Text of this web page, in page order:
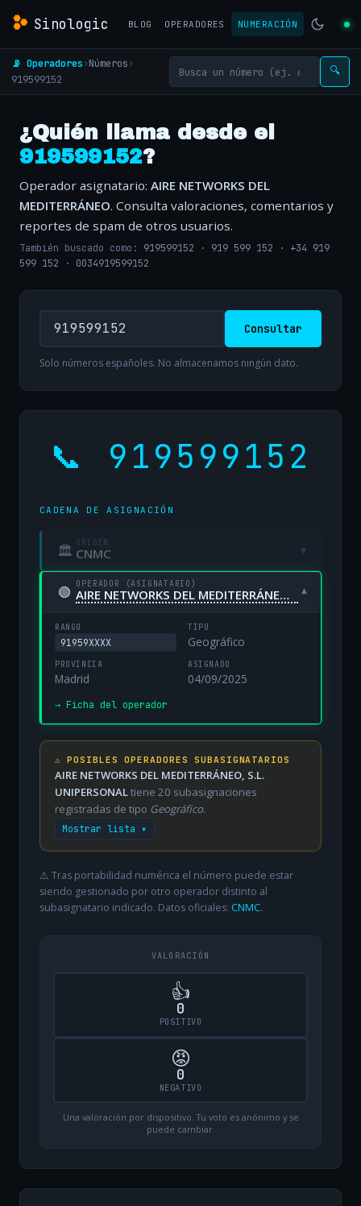
Sinologic BLOG OPERADORES NUMERACIÓN
📡 Operadores›Números›
919599152
🔍
¿Quién llama desde el
919599152?
Operador asignatario: AIRE NETWORKS DEL
MEDITERRÁNEO. Consulta valoraciones, comentarios y
reportes de spam de otros usuarios.
También buscado como: 919599152 · 919 599 152 · +34 919
599 152 · 0034919599152
Consultar
Solo números españoles. No almacenamos ningún dato.
📞 919599152
CADENA DE ASIGNACIÓN
🏛 ORIGEN
CNMC ▾
🟢 OPERADOR (ASIGNATARIO)
AIRE NETWORKS DEL MEDITERRÁNEO, S.L. UNIPERSONAL ▾
RANGO
91959XXXX
TIPO
Geográfico
PROVINCIA
Madrid
ASIGNADO
04/09/2025
→ Ficha del operador
⚠️ POSIBLES OPERADORES SUBASIGNATARIOS
AIRE NETWORKS DEL MEDITERRÁNEO, S.L.
UNIPERSONALtiene 20 subasignaciones
registradas de tipo Geográfico.
Mostrar lista ▾
⚠️ Tras portabilidad numérica el número puede estar
siendo gestionado por otro operador distinto al
subasignatario indicado. Datos oficiales: CNMC.
VALORACIÓN
👍
0
POSITIVO
😡
0
NEGATIVO
Una valoración por dispositivo. Tu voto es anónimo y se
puede cambiar.